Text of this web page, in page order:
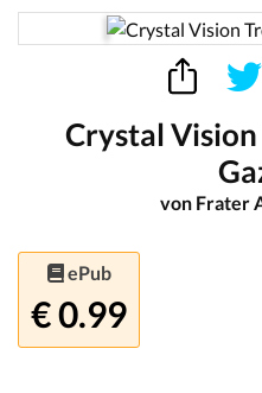
Crystal
von Frater
ePub
€ 0.99